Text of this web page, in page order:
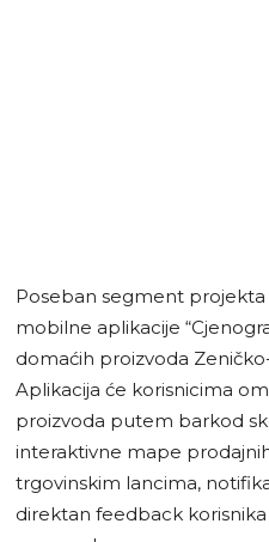
Poseban segment projekta
mobilne aplikacije
domaćih proizvoda
Aplikacija će korisnicima
proizvoda putem barkod
interaktivne mape
trgovinskim lancima,
direktan feedback